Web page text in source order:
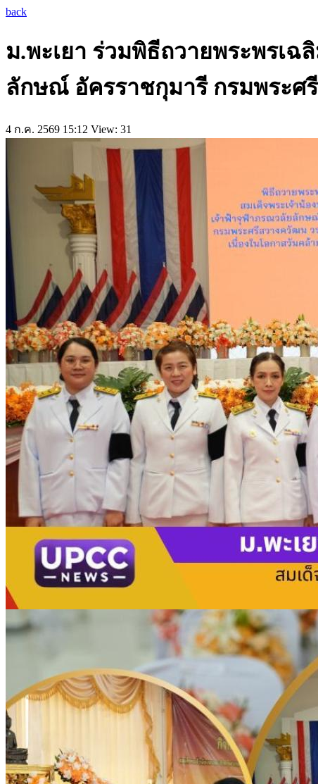
back
ม.พะเยา ร่วมพิธีถวายพระพรเฉ
ลักษณ์ อัครราชกุมารี กรมพระ
4 ก.ค. 2569 15:12 View: 31